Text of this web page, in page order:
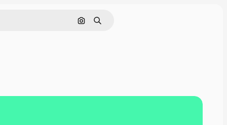
通過圖像搜索
搜尋